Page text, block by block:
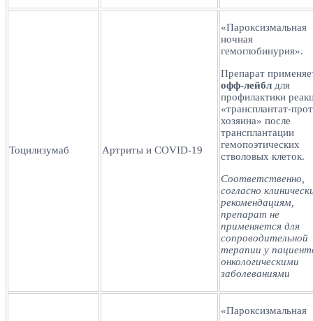
Тоцилизумаб Артриты и COVID-19
«Пароксизмальная
ночная
гемоглобинурия».
Препарат
офф-лейбл для
профилактики
«трансплантат-
хозяина» после
трансплантации
гемопоэтических
стволовых клеток.
Соответственно,
согласно
рекомендациям,
препарат не
применяется для
сопроводительной
терапии у
онкологическими
заболеваниями
«Пароксизмальная